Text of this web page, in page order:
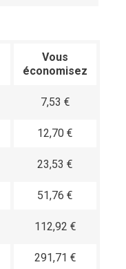
Vous
économisez
7,53 €
12,70 €
23,53 €
51,76 €
112,92 €
291,71 €